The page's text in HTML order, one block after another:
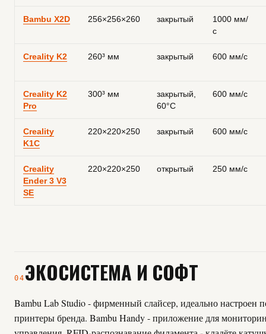
Bambu X2D 256×256×260 закрытый
1000 мм/
с
Creality K2 260³ мм закрытый 600 мм/с
Creality K2
Pro
300³ мм
закрытый,
60°C
600 мм/с
Creality
K1C
220×220×250 закрытый 600 мм/с
Creality
Ender 3 V3
SE
220×220×250 открытый 250 мм/с
04 ЭКОСИСТЕМА И СОФТ
Bambu Lab Studio - фирменный слайсер, идеально настроен
принтеры бренда. Bambu Handy - приложение для